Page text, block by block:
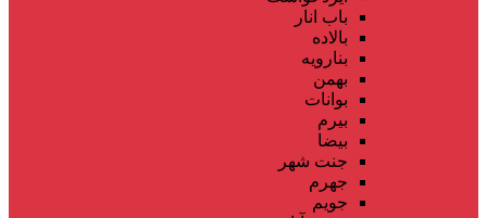
باب انار
بالاده
بنارویه
بهمن
بوانات
بیرم
بیضا
جنت شهر
جهرم
جویم